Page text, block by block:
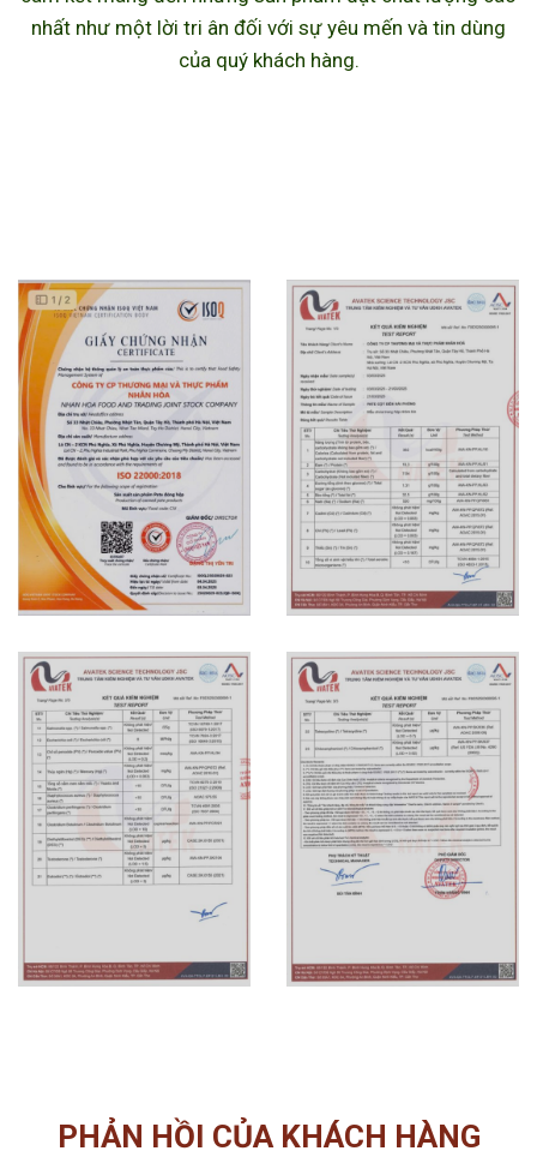
nhất như một lời tri ân đối với sự yêu mến và tin dùng
của quý khách hàng.
PHẢN HỒI CỦA KHÁCH HÀNG